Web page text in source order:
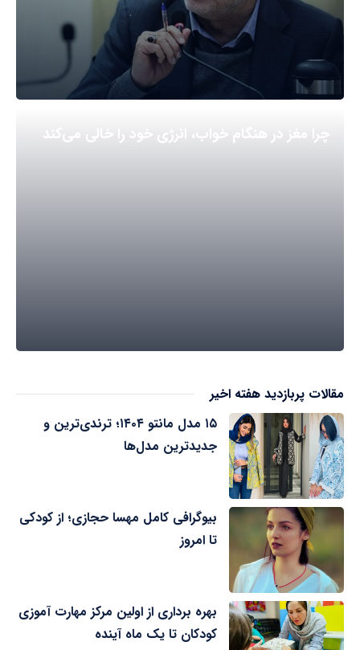
چرا مغز در هنگام خواب، انرژی خود را خالی می‌کند
مقالات پربازدید هفته اخیر
۱۵ مدل مانتو ۱۴۰۴؛ ترندی‌ترین و
جدیدترین مدل‌ها
بیوگرافی کامل مهسا حجازی؛ از کودکی
تا امروز
بهره برداری از اولین مرکز مهارت آموزی
کودکان تا یک ماه آینده